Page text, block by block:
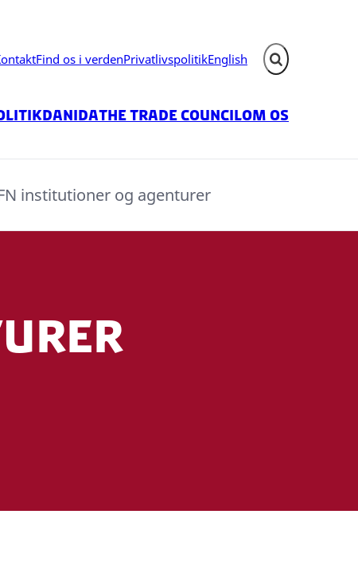
Find os i verdenPrivatlivspolitikEnglish Fold søgefelt ud
DanidaThe Trade CouncilOm os
institutioner og agenturer